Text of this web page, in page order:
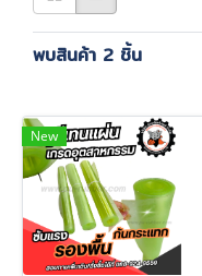
พบสินค้า 2 ชิ้น
New